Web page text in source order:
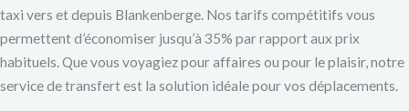
taxi vers et depuis Blankenberge. Nos tarifs compétitifs vous
permettent d’économiser jusqu’à 35% par rapport aux prix
habituels. Que vous voyagiez pour affaires ou pour le plaisir, notre
service de transfert est la solution idéale pour vos déplacements.